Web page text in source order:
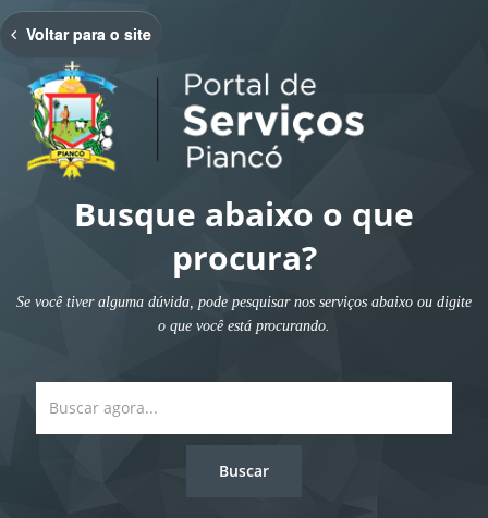
Voltar para o site
Busque abaixo o que
procura?
Se você tiver alguma dúvida, pode pesquisar nos serviços abaixo ou digite
o que você está procurando.
Se estive ciente disso, confirme.